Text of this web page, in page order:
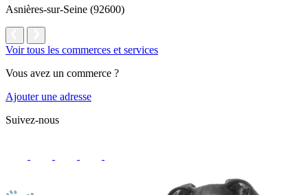
Asnières-sur-Seine (92600)
Voir tous les commerces et services
Vous avez un commerce ?
Ajouter une adresse
Suivez-nous